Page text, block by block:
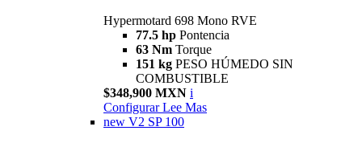
Hypermotard 698 Mono RVE
77.5 hp Pontencia
63 Nm Torque
151 kg PESO HÚMEDO SIN
COMBUSTIBLE
$348,900 MXN i
Configurar Lee Mas
new V2 SP 100